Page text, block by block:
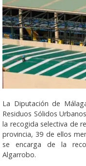
La Diputación de
Residuos Sólidos
la recogida selectiva de
provincia, 39 de ellos
se encarga de la
Algarrobo.